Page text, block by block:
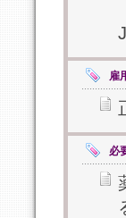
雇
必